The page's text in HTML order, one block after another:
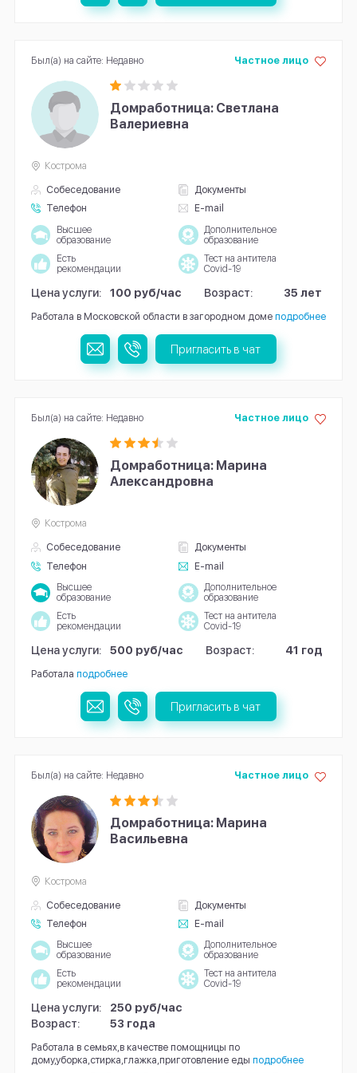
Домработница: Светлана
Валериевна
Собеседование
Документы
Телефон
E-mail
Частное лицо
Кострома
Высшее
образование
Дополнительное
образование
Есть
рекомендации
Тест на антитела
Covid-19
Цена услуги: 100 руб/час Возраст: 35 лет
Работала в Московской области в загородном доме подробнее
Был(а) на сайте: Недавно
Пригласить в чат
Домработница: Марина
Александровна
Собеседование
Документы
Телефон
E-mail
Частное лицо
Кострома
Высшее
образование
Дополнительное
образование
Есть
рекомендации
Тест на антитела
Covid-19
Цена услуги: 500 руб/час Возраст: 41 год
Работала подробнее
Был(а) на сайте: Недавно
Пригласить в чат
Домработница: Марина
Васильевна
Собеседование
Документы
Телефон
E-mail
Частное лицо
Кострома
Высшее
образование
Дополнительное
образование
Есть
рекомендации
Тест на антитела
Covid-19
Цена услуги:
250 руб/час
Возраст:
53 года
Работала в семьях,в качестве помощницы по
дому,уборка,стирка,глажка,приготовление еды подробнее
Был(а) на сайте: Недавно